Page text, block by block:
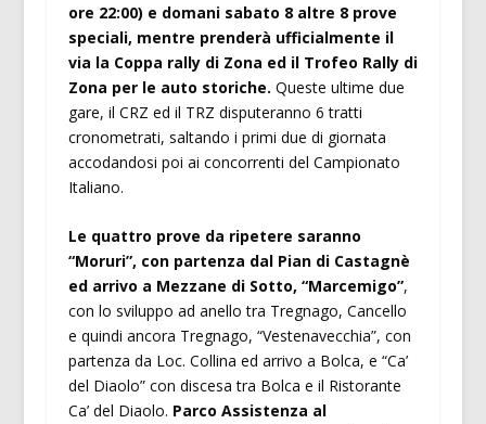
ore 22:00) e domani sabato 8 altre 8 prove
speciali, mentre prenderà ufficialmente il
via la Coppa rally di Zona ed il Trofeo Rally di
Zona per le auto storiche. Queste ultime due
gare, il CRZ ed il TRZ disputeranno 6 tratti
cronometrati, saltando i primi due di giornata
accodandosi poi ai concorrenti del Campionato
Italiano.
Le quattro prove da ripetere saranno
“Moruri”, con partenza dal Pian di Castagnè
ed arrivo a Mezzane di Sotto, “Marcemigo”,
con lo sviluppo ad anello tra Tregnago, Cancello
e quindi ancora Tregnago, “Vestenavecchia”, con
partenza da Loc. Collina ed arrivo a Bolca, e “Ca’
del Diaolo” con discesa tra Bolca e il Ristorante
Ca’ del Diaolo. Parco Assistenza al